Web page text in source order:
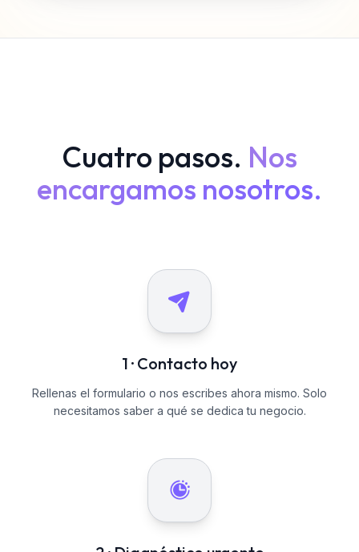
Cuatro pasos. Nos
encargamos nosotros.
1 · Contacto hoy
Rellenas el formulario o nos escribes ahora mismo. Solo
necesitamos saber a qué se dedica tu negocio.